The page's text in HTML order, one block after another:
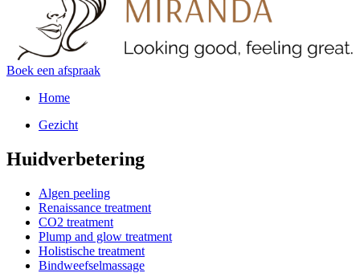
Boek een afspraak
Home
Gezicht
Huidverbetering
Algen peeling
Renaissance treatment
CO2 treatment
Plump and glow treatment
Holistische treatment
Bindweefselmassage